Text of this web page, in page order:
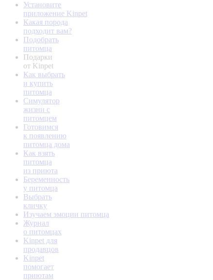
Установите
приложение Kinpet
Какая порода
подходит вам?
Подобрать
питомца
Подарки
от Kinpet
Как выбрать
и купить
питомца
Симулятор
жизни с
питомцем
Готовимся
к появлению
питомца дома
Как взять
питомца
из приюта
Беременность
у питомца
Выбрать
кличку
Изучаем эмоции питомца
Журнал
о питомцах
Kinpet для
продавцов
Kinpet
помогает
приютам